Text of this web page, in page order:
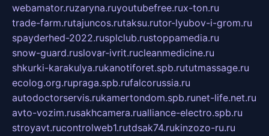
webamator.ruzaryna.ruyoutubefree.rux-ton.ru
trade-farm.rutajuncos.rutaksu.rutor-lyubov-i-grom.ru
spayderhed-2022.rusplclub.rustoppamedia.ru
snow-guard.ruslovar-ivrit.rucleanmedicine.ru
shkurki-karakulya.rukanotiforet.spb.rututmassage.ru
ecolog.org.rupraga.spb.rufalcorussia.ru
autodoctorservis.rukamertondom.spb.runet-life.net.ru
avto-vozim.rusakhcamera.rualliance-electro.spb.ru
stroyavt.rucontrolweb1.rutdsak74.rukinzozo-ru.ru